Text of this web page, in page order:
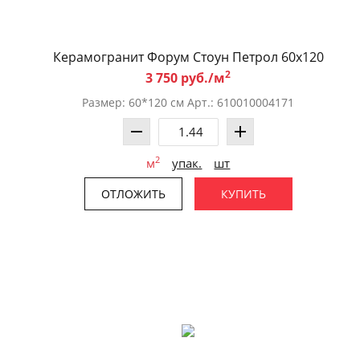
Керамогранит Форум Стоун Петрол 60x120
3 750 руб./м2
Размер: 60*120 см Арт.: 610010004171
м2 упак. шт
ОТЛОЖИТЬ КУПИТЬ